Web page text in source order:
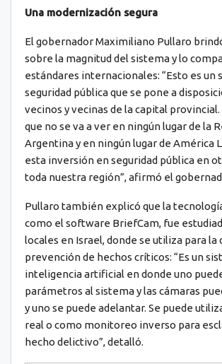
Una modernización segura
El gobernador Maximiliano Pullaro
sobre la magnitud del sistema y lo
estándares internacionales: “Esto es un
seguridad pública que se pone a
vecinos y vecinas de la capital
que no se va a ver en ningún lugar de la
Argentina y en ningún lugar de América
esta inversión en seguridad pública en
toda nuestra región”, afirmó el
Pullaro también explicó que la
como el software BriefCam, fue
locales en Israel, donde se utiliza para la
prevención de hechos críticos: “Es un
inteligencia artificial en donde uno
parámetros al sistema y las cámaras
y uno se puede adelantar. Se puede
real o como monitoreo inverso para
hecho delictivo”, detalló.